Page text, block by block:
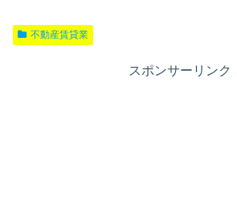
不動産賃貸業
スポンサーリンク